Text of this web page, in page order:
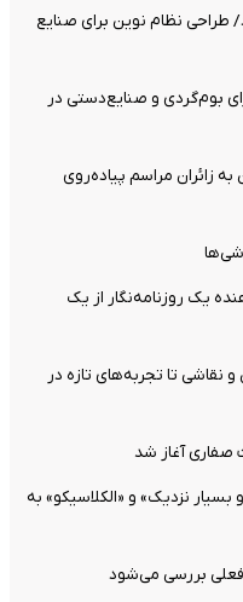
طراحی نظام نوین برای صنایع
بیش از ۱۲ همتی برای بوم‌گردی و صنایع‌دستی در
خادمیاران منطقه ۴ تهران به زائران مراسم پیاده‌روی
یک روزنامه‌نگار از یک
نقاشی تا تجربه‌های تازه در
صفاری آغاز شد
نزدیک» و «الکلاسیکو» به
فعلی بررسی می‌شود